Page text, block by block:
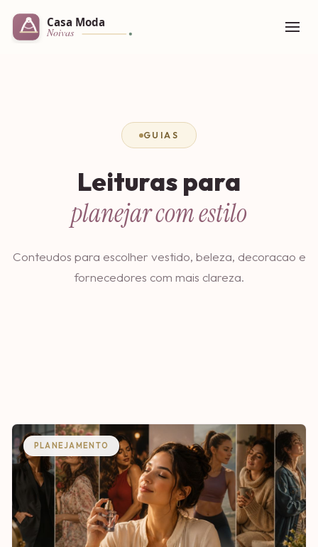
GUIAS
Leituras para
planejar com estilo
Conteudos para escolher vestido, beleza, decoracao e
fornecedores com mais clareza.
PLANEJAMENTO